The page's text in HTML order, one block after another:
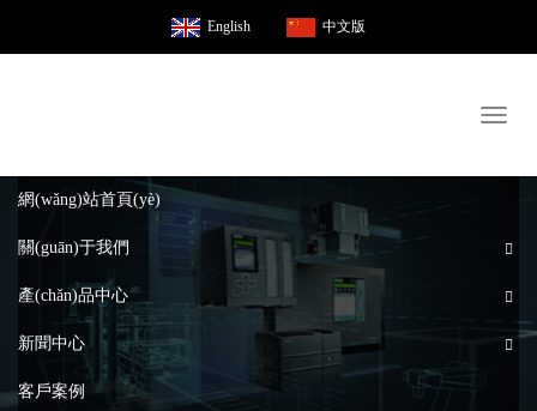
English 中文版
網(wǎng)站首頁(yè)
關(guān)于我們
產(chǎn)品中心
新聞中心
客戶案例